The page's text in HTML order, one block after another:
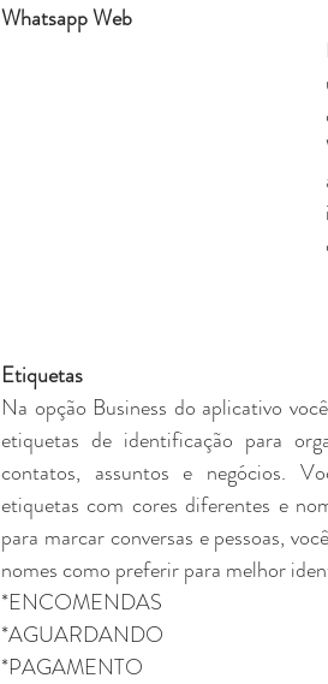
Whatsapp Web
Etiquetas
Na opção Business do aplicativo
etiquetas de identificação para
contatos, assuntos e negócios.
etiquetas com cores diferentes e
para marcar conversas e pessoas,
nomes como preferir para melhor
*ENCOMENDAS
*AGUARDANDO
*PAGAMENTO